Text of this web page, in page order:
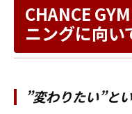
CHANCE
ニングに向い
”変わりたい”と